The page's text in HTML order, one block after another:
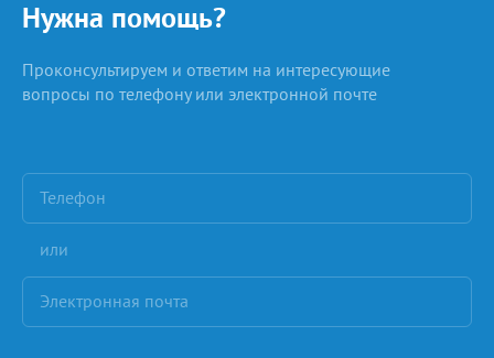
Нужна помощь?
Проконсультируем и ответим на интересующие
вопросы по телефону или электронной почте
или